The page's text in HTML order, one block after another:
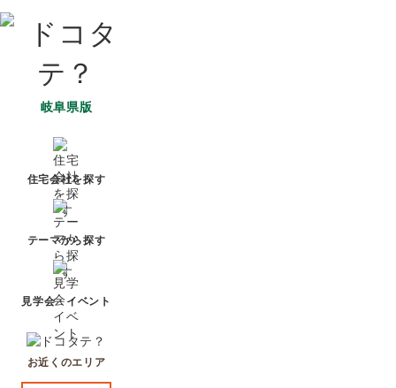
岐阜県版
住宅会社を探す
テーマから探す
見学会・イベント
お近くのエリア